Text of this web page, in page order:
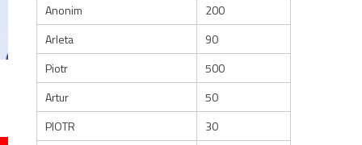
Anonim
200
Arleta
90
Piotr
500
Artur
50
PIOTR
30